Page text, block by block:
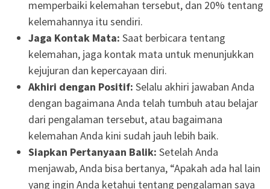
memperbaiki kelemahan tersebut, dan 20% tentang
kelemahannya itu sendiri.
Jaga Kontak Mata: Saat berbicara tentang
kelemahan, jaga kontak mata untuk menunjukkan
kejujuran dan kepercayaan diri.
Akhiri dengan Positif: Selalu akhiri jawaban Anda
dengan bagaimana Anda telah tumbuh atau belajar
dari pengalaman tersebut, atau bagaimana
kelemahan Anda kini sudah jauh lebih baik.
Siapkan Pertanyaan Balik: Setelah Anda
menjawab, Anda bisa bertanya, “Apakah ada hal lain
yang ingin Anda ketahui tentang pengalaman saya